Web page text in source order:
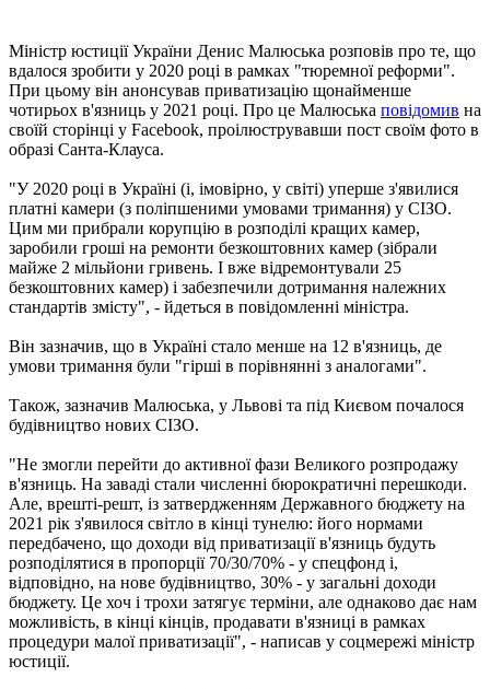
Міністр юстиції України Денис Малюська розповів про те, що
вдалося зробити у 2020 році в рамках "тюремної реформи".
При цьому він анонсував приватизацію щонайменше
чотирьох в'язниць у 2021 році. Про це Малюська повідомив на
своїй сторінці у Facebook, проілюструвавши пост своїм фото в
образі Санта-Клауса.
"У 2020 році в Україні (і, імовірно, у світі) уперше з'явилися
платні камери (з поліпшеними умовами тримання) у СІЗО.
Цим ми прибрали корупцію в розподілі кращих камер,
заробили гроші на ремонти безкоштовних камер (зібрали
майже 2 мільйони гривень. І вже відремонтували 25
безкоштовних камер) і забезпечили дотримання належних
стандартів змісту", - йдеться в повідомленні міністра.
Він зазначив, що в Україні стало менше на 12 в'язниць, де
умови тримання були "гірші в порівнянні з аналогами".
Також, зазначив Малюська, у Львові та під Києвом почалося
будівництво нових СІЗО.
"Не змогли перейти до активної фази Великого розпродажу
в'язниць. На заваді стали численні бюрократичні перешкоди.
Але, врешті-решт, із затвердженням Державного бюджету на
2021 рік з'явилося світло в кінці тунелю: його нормами
передбачено, що доходи від приватизації в'язниць будуть
розподілятися в пропорції 70/30/70% - у спецфонд і,
відповідно, на нове будівництво, 30% - у загальні доходи
бюджету. Це хоч і трохи затягує терміни, але однаково дає нам
можливість, в кінці кінців, продавати в'язниці в рамках
процедури малої приватизації", - написав у соцмережі міністр
юстиції.